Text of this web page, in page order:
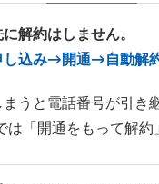
に解約はしません。
し込み→開通→自動解
うと電話番号が引き
は「開通をもって解約